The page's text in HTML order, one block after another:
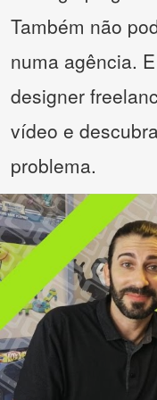
Também não
numa agência.
designer
vídeo e
problema.